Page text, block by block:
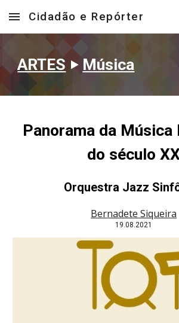
Skip to main content
Cidadão e Repórter
ARTES ‣ Música
Panorama da Música
do século
Orquestra Jazz
Bernadete Siqueira
19.08.2021